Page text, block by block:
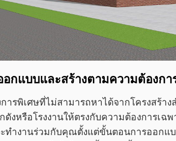
กแบบและสร้างตามความต้องก
รพิเศษที่ไม่สามารถหาได้จากโครงสร้าง
ดังหรือโรงงานให้ตรงกับความต้องการเ
ะทำงานร่วมกับคุณตั้งแต่ขั้นตอนการออกแ